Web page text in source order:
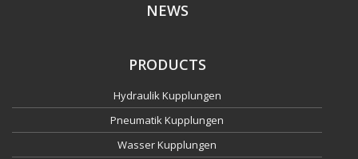
NEWS
PRODUCTS
Hydraulik Kupplungen
Pneumatik Kupplungen
Wasser Kupplungen